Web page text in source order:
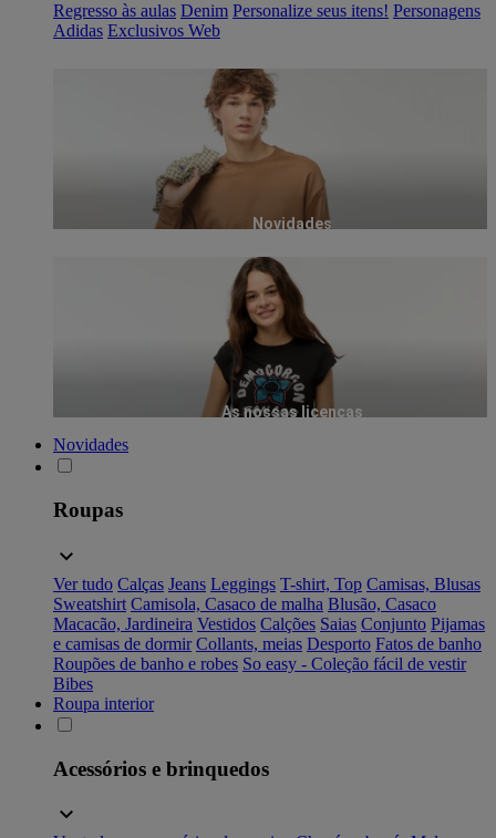
Regresso às aulas Denim Personalize seus itens! Personagens
Adidas Exclusivos Web
Novidades
As nossas licenças
Novidades
Roupas
Ver tudo Calças Jeans Leggings T-shirt, Top Camisas, Blusas
Sweatshirt Camisola, Casaco de malha Blusão, Casaco
Macacão, Jardineira Vestidos Calções Saias Conjunto Pijamas
e camisas de dormir Collants, meias Desporto Fatos de banho
Roupões de banho e robes So easy - Coleção fácil de vestir
Bibes
Roupa interior
Acessórios e brinquedos